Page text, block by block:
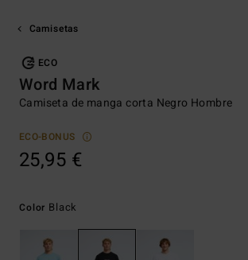
Camisetas
ECO
Word Mark
Camiseta de manga corta Negro Hombre
ECO-BONUS
25,95 €
Color Black